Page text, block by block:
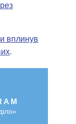
вплинув
.